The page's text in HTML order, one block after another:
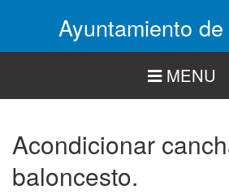
Ayuntamiento
MENU
Acondicionar
baloncesto.